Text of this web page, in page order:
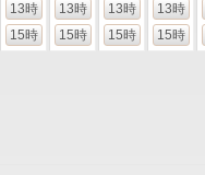
13時
15時
13時
15時
13時
15時
13時
15時